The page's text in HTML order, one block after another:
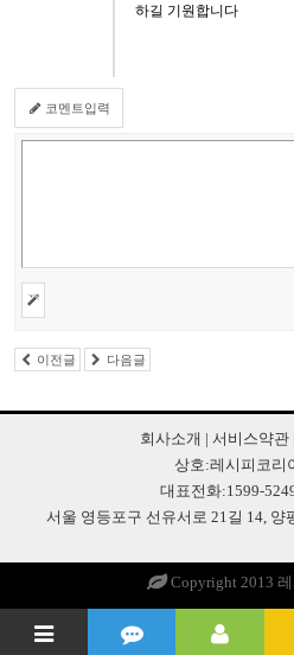
하길 기원합니다
코멘트입력
이전글 다음글
회사소개 | 서비스약관|
상호:레시피코리
대표전화:1599-
서울 영등포구 선유서로 21길 14, 양
Copyright 2013